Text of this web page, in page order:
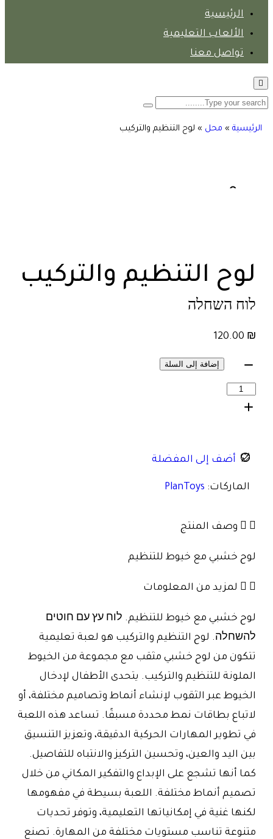
الرئيسية
الألعاب التعليمية
تواصل معنا
الرئيسية » محل » لوح التنظيم والتركيب
لوح التنظيم والتركيب
לוח השחלה
120.00 ₪
إضافة إلى السلة
أضف إلى المفضلة
الماركات: PlanToys
وصف المنتج
لوح خشبي مع خيوط للتنظيم
لمزيد من المعلومات
لوح خشبي مع خيوط للتنظيم. לוח עץ עם חוטים
להשחלה. لوح التنظيم والتركيب هو لعبة تعليمية
تتكون من لوح خشبي مثقب مع مجموعة من الخيوط
الملونة للتنظيم والتركيب. يتحدى الأطفال لإدخال
الخيوط عبر الثقوب لإنشاء أنماط وتصاميم مختلفة، أو
لاتباع بطاقات نمط محددة مسبقًا. تساعد هذه اللعبة
في تطوير المهارات الحركية الدقيقة، وتعزيز التنسيق
بين اليد والعين، وتحسين التركيز والانتباه للتفاصيل.
كما أنها تشجع على الإبداع والتفكير المكاني من خلال
تصميم أنماط مختلفة. اللعبة بسيطة في مفهومها
لكنها غنية في إمكانياتها التعليمية، وتوفر تحديات
متنوعة تناسب مستويات مختلفة من المهارة. تصنع